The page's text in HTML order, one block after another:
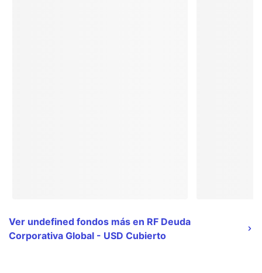
Ver undefined fondos más en RF Deuda
Corporativa Global - USD Cubierto